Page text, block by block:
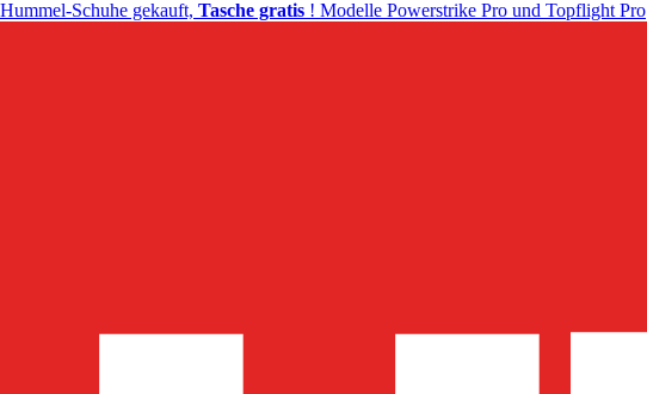
Hummel-Schuhe gekauft, Tasche gratis ! Modelle Powerstrike Pro und Topflight Pro